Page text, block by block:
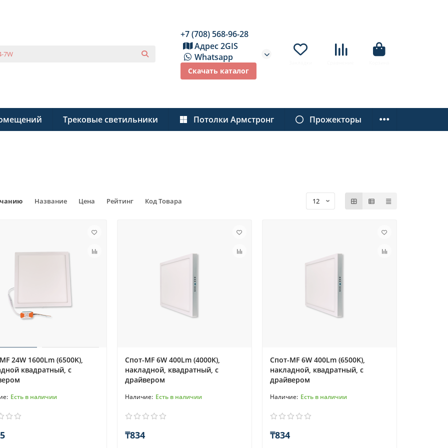
+7 (708) 568-96-28
Адрес 2GIS
Whatsapp
Скачать каталог
Трековые светильники Потолки Армстронг Прожекторы
Название Цена Рейтинг Код Товара
24W 1600Lm (6500K),
квадратный, с
Есть в наличии
Спот-MF 6W 400Lm (4000K),
накладной, квадратный, с
драйвером
Есть в наличии
₸834
Спот-MF 6W 400Lm (6500K),
накладной, квадратный, с
драйвером
Есть в наличии
₸834